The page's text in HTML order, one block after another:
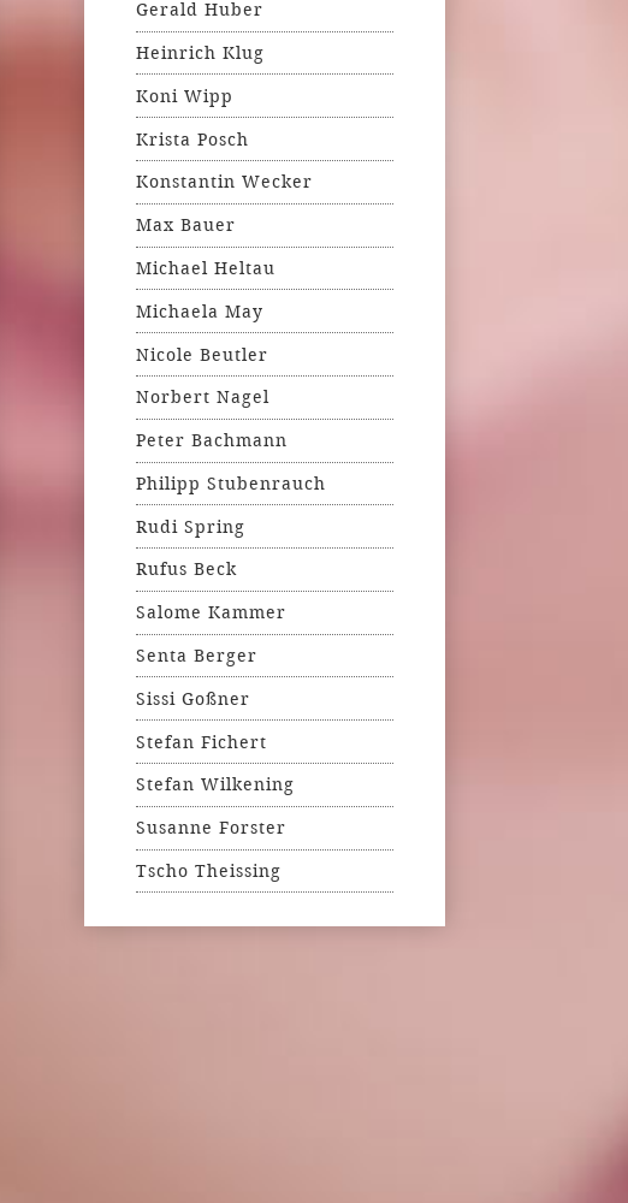
Gerald Huber
Heinrich Klug
Koni Wipp
Krista Posch
Konstantin Wecker
Max Bauer
Michael Heltau
Michaela May
Nicole Beutler
Norbert Nagel
Peter Bachmann
Philipp Stubenrauch
Rudi Spring
Rufus Beck
Salome Kammer
Senta Berger
Sissi Goßner
Stefan Fichert
Stefan Wilkening
Susanne Forster
Tscho Theissing